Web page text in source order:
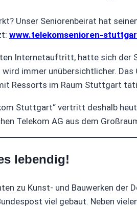
Unser Seniorenbeirat hat
www.telekomsenioren-
Internetauftritt, hatte sich der
immer unübersichtlicher.
Ressorts im Raum Stuttgart
Stuttgart“ vertritt deshalb
Telekom AG aus dem
lebendig!
zu Kunst- und Bauwerken der
viel gebaut. Neben